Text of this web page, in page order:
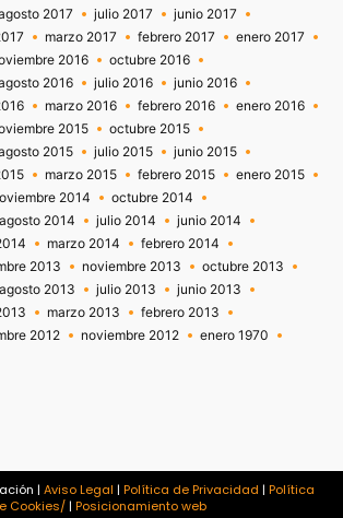
2017 julio 2017
junio 2017
marzo 2017 febrero 2017
enero 2017
2016
octubre 2016
2016 julio 2016
junio 2016
marzo 2016 febrero 2016
enero 2016
2015
octubre 2015
2015 julio 2015
junio 2015
marzo 2015 febrero 2015
enero 2015
2014
octubre 2014
agosto 2014 julio 2014
junio 2014
marzo 2014
febrero 2014
2013 noviembre 2013
octubre 2013
agosto 2013 julio 2013
junio 2013
marzo 2013
febrero 2013
2012 noviembre 2012
enero 1970
| Aviso Legal | Política de Privacidad | Política
Cookies/| Posicionamiento web